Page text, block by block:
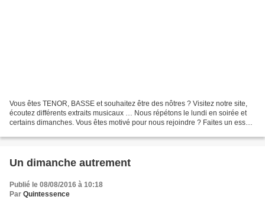
Vous êtes TENOR, BASSE et souhaitez être des nôtres ? Visitez notre site,
écoutez différents extraits musicaux … Nous répétons le lundi en soirée et
certains dimanches. Vous êtes motivé pour nous rejoindre ? Faites un essai !
Un dimanche autrement
Publié le 08/08/2016 à 10:18
Par Quintessence